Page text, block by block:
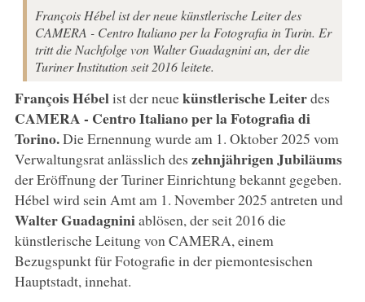
François Hébel ist der neue künstlerische Leiter des
CAMERA - Centro Italiano per la Fotografia in Turin. Er
tritt die Nachfolge von Walter Guadagnini an, der die
Turiner Institution seit 2016 leitete.
François Hébelist der neuekünstlerische Leiterdes
CAMERA - Centro Italiano per la Fotografia di
Torino.Die Ernennung wurde am 1. Oktober 2025 vom
Verwaltungsrat anlässlich des zehnjährigen Jubiläums
der Eröffnung der Turiner Einrichtung bekannt gegeben.
Hébel wird sein Amt am 1. November 2025 antreten und
Walter Guadagniniablösen, der seit 2016 die
künstlerische Leitung von CAMERA, einem
Bezugspunkt für Fotografie in der piemontesischen
Hauptstadt, innehat.